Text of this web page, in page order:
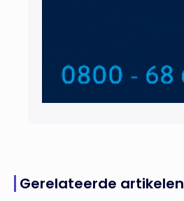
Gerelateerde artikelen